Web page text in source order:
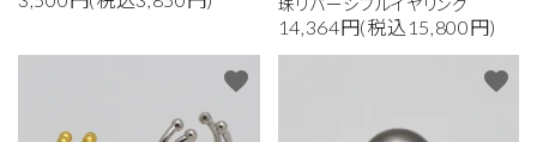
14,364円(税込15,800円)
favorite favorite